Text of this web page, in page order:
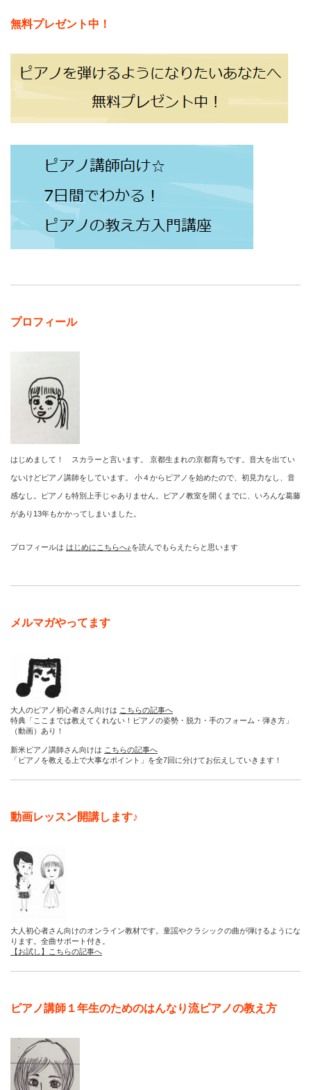
無料プレゼント中！
プロフィール
はじめまして！ スカラーと言います。 京都生まれの京都育ちです。音大を出てい
ないけどピアノ講師をしています。 小４からピアノを始めたので、初見力なし、音
感なし。ピアノも特別上手じゃありません。ピアノ教室を開くまでに、いろんな葛藤
があり13年もかかってしまいました。
プロフィールは はじめにこちらへ♪を読んでもらえたらと思います
メルマガやってます
大人のピアノ初心者さん向けは こちらの記事へ
特典「ここまでは教えてくれない！ピアノの姿勢・脱力・手のフォーム・弾き方」
（動画）あり！
新米ピアノ講師さん向けは こちらの記事へ
「ピアノを教える上で大事なポイント」を全7回に分けてお伝えしていきます！
動画レッスン開講します♪
大人初心者さん向けのオンライン教材です。童謡やクラシックの曲が弾けるようにな
ります。全曲サポート付き。
【お試し】こちらの記事へ
ピアノ講師１年生のためのはんなり流ピアノの教え方